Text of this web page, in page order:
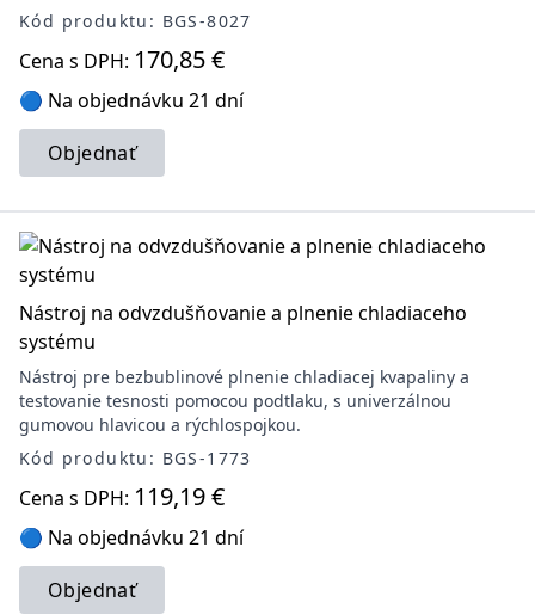
Kód produktu: BGS-8027
Cena s DPH: 170,85 €
🔵 Na objednávku 21 dní
Objednať
Nástroj na odvzdušňovanie a plnenie chladiaceho
systému
Nástroj pre bezbublinové plnenie chladiacej kvapaliny a
testovanie tesnosti pomocou podtlaku, s univerzálnou
gumovou hlavicou a rýchlospojkou.
Kód produktu: BGS-1773
Cena s DPH: 119,19 €
🔵 Na objednávku 21 dní
Objednať